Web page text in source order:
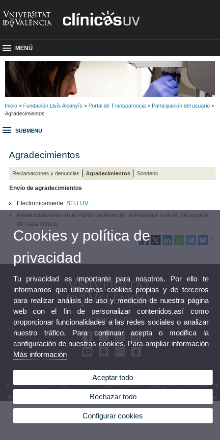
MENÚ
Inicio > Fundación Lluís Alcanyís > Portal de Transparencia > Participación del usuario >
Agradecimientos
SUBMENU
Agradecimientos
Reclamaciones y denuncias Agradecimientos Sondeos
Envío de agradecimientos
Electronicamente:SEU UV
Presencialmente en el Punto de Atención al Paciente o en la Recepción
de cada clínica.
Clínicas UV
© 2026 UV. - C/Gascó Oliag, 1. CP 46010 València (València, España) Telf. +34 963 864 175
Aviso legal Política privacidad|Cookies| Buzón de contacto
Cookies y política de
privacidad
Tu privacidad es importante para nosotros. Por ello te
informamos que utilizamos cookies propias y de terceros
para realizar análisis de uso y medición de nuestra página
web con el fin de personalizar contenidos,así como
proporcionar funcionalidades a las redes sociales o analizar
nuestro tráfico. Para continuar acepta o modifica la
configuración de nuestras cookies. Para ampliar información
Más información
Aceptar todo
Rechazar todo
Configurar cookies